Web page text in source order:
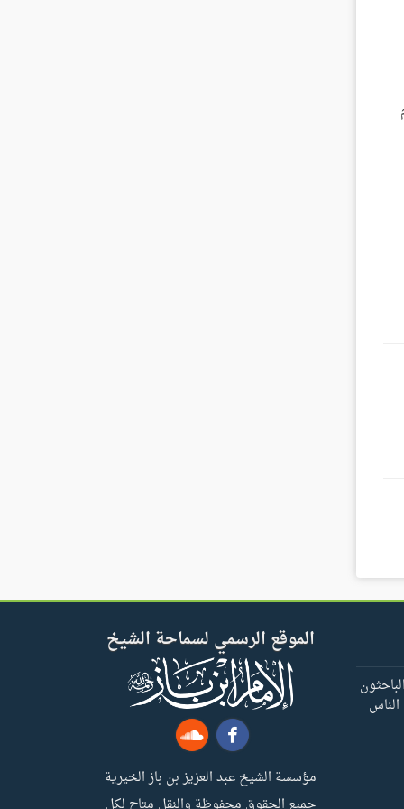
الموقع الرسمي لسماحة الشيخ
مؤسسة الشيخ عبد العزيز بن باز الخيرية